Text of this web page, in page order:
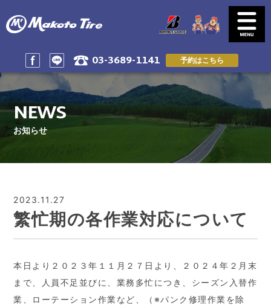
03-3689-1141 予約はこちら
SERVICE
サービス案内 お知らせ一覧
CUSTOMER'S VOICE
お客様の声
SHOP INFO & ACSESS
店舗情報&アクセス
プライバシーポリシー
RESERVE by LINE
LINEで予約
NEWS
お知らせ
2023.11.27
繁忙期の各作業対応について
本日より２０２３年１１月２７日より、２０２４年２月末
まで、人員不足並びに、業務多忙につき、シーズン入替作
業、ローテーション作業など、（※パンク修理作業を除